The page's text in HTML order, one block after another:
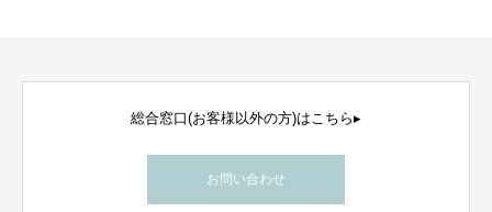
総合窓口(お客様以外の方)はこちら▸
お問い合わせ